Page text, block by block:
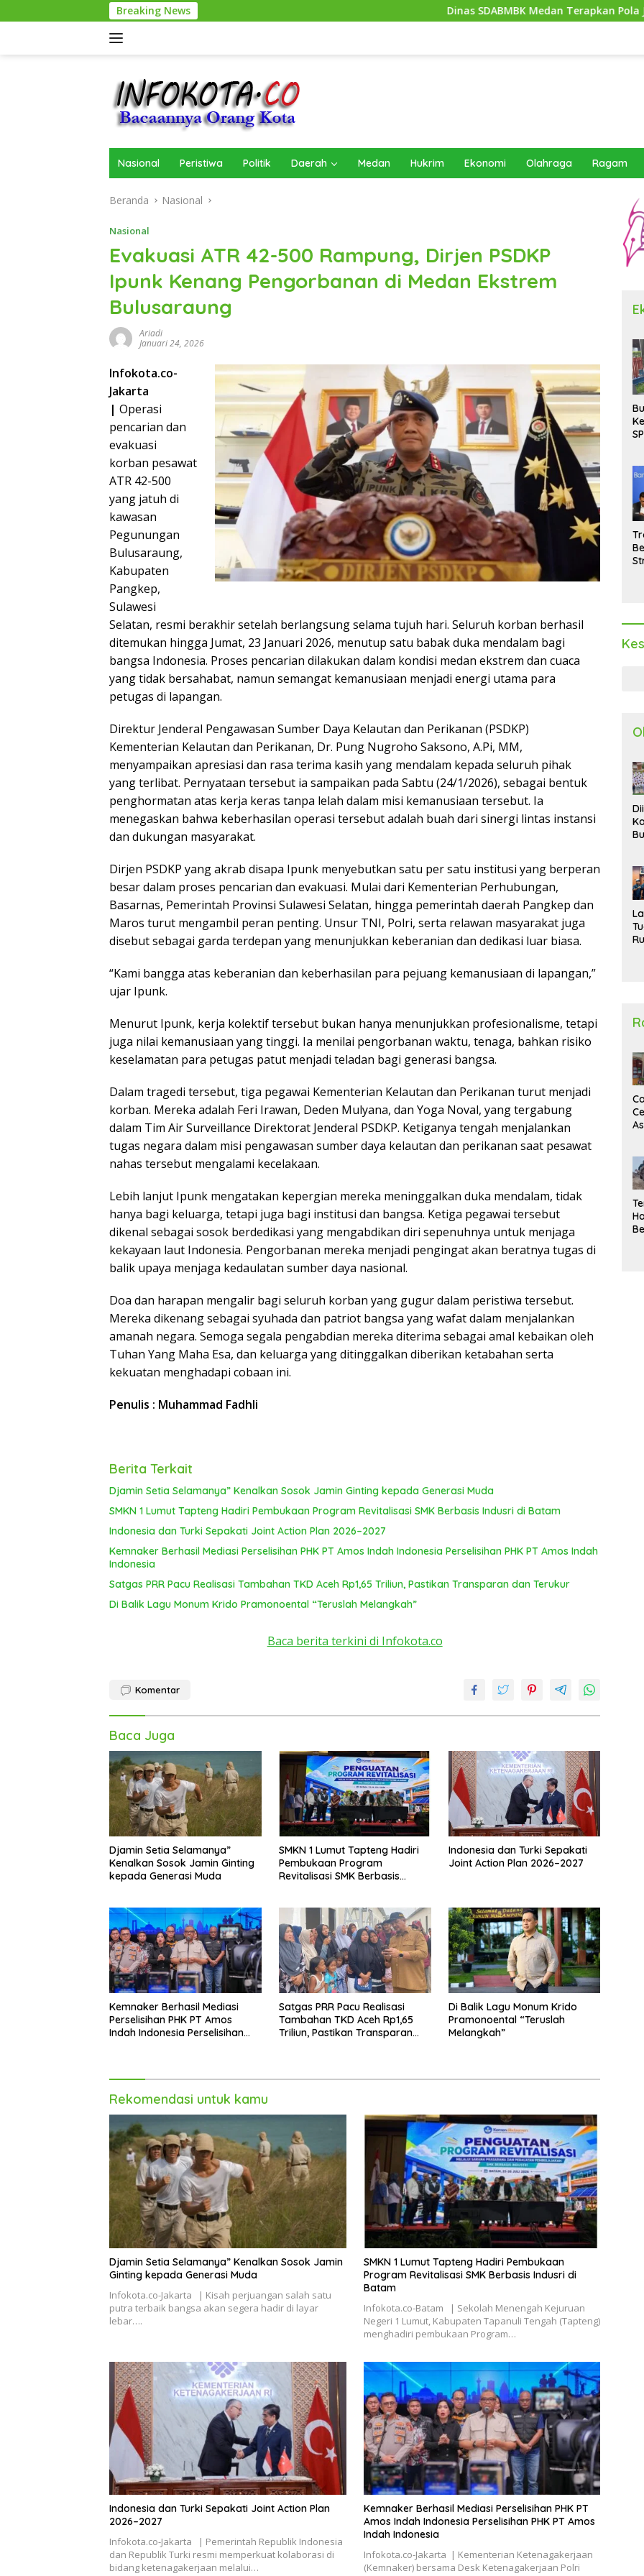
ke
Breaking News Dinas SDABMBK Medan Terapkan Pola Jemput Bola,
Nasional Peristiwa Politik Daerah Medan Hukrim Ekonomi Olahraga Ragam
Beranda Nasional
Nasional
Evakuasi ATR 42-500 Rampung, Dirjen PSDKP
Ipunk Kenang Pengorbanan di Medan Ekstrem
Bulusaraung
Ariadi
Januari 24, 2026
Infokota.co-
Jakarta
| Operasi
pencarian dan
evakuasi
korban pesawat
ATR 42-500
yang jatuh di
kawasan
Pegunungan
Bulusaraung,
Kabupaten
Pangkep,
Sulawesi
Selatan, resmi berakhir setelah berlangsung selama tujuh hari. Seluruh korban berhasil
ditemukan hingga Jumat, 23 Januari 2026, menutup satu babak duka mendalam bagi
bangsa Indonesia. Proses pencarian dilakukan dalam kondisi medan ekstrem dan cuaca
yang tidak bersahabat, namun semangat kemanusiaan menjadi energi utama para
petugas di lapangan.
Direktur Jenderal Pengawasan Sumber Daya Kelautan dan Perikanan (PSDKP)
Kementerian Kelautan dan Perikanan, Dr. Pung Nugroho Saksono, A.Pi, MM,
menyampaikan apresiasi dan rasa terima kasih yang mendalam kepada seluruh pihak
yang terlibat. Pernyataan tersebut ia sampaikan pada Sabtu (24/1/2026), sebagai bentuk
penghormatan atas kerja keras tanpa lelah dalam misi kemanusiaan tersebut. Ia
menegaskan bahwa keberhasilan operasi tersebut adalah buah dari sinergi lintas instansi
dan dukungan masyarakat.
Dirjen PSDKP yang akrab disapa Ipunk menyebutkan satu per satu institusi yang berperan
besar dalam proses pencarian dan evakuasi. Mulai dari Kementerian Perhubungan,
Basarnas, Pemerintah Provinsi Sulawesi Selatan, hingga pemerintah daerah Pangkep dan
Maros turut mengambil peran penting. Unsur TNI, Polri, serta relawan masyarakat juga
disebut sebagai garda terdepan yang menunjukkan keberanian dan dedikasi luar biasa.
“Kami bangga atas keberanian dan keberhasilan para pejuang kemanusiaan di lapangan,”
ujar Ipunk.
Menurut Ipunk, kerja kolektif tersebut bukan hanya menunjukkan profesionalisme, tetapi
juga nilai kemanusiaan yang tinggi. Ia menilai pengorbanan waktu, tenaga, bahkan risiko
keselamatan para petugas patut menjadi teladan bagi generasi bangsa.
Dalam tragedi tersebut, tiga pegawai Kementerian Kelautan dan Perikanan turut menjadi
korban. Mereka adalah Feri Irawan, Deden Mulyana, dan Yoga Noval, yang tergabung
dalam Tim Air Surveillance Direktorat Jenderal PSDKP. Ketiganya tengah menjalankan
tugas negara dalam misi pengawasan sumber daya kelautan dan perikanan saat pesawat
nahas tersebut mengalami kecelakaan.
Lebih lanjut Ipunk mengatakan kepergian mereka meninggalkan duka mendalam, tidak
hanya bagi keluarga, tetapi juga bagi institusi dan bangsa. Ketiga pegawai tersebut
dikenal sebagai sosok berdedikasi yang mengabdikan diri sepenuhnya untuk menjaga
kekayaan laut Indonesia. Pengorbanan mereka menjadi pengingat akan beratnya tugas di
balik upaya menjaga kedaulatan sumber daya nasional.
Doa dan harapan mengalir bagi seluruh korban yang gugur dalam peristiwa tersebut.
Mereka dikenang sebagai syuhada dan patriot bangsa yang wafat dalam menjalankan
amanah negara. Semoga segala pengabdian mereka diterima sebagai amal kebaikan oleh
Tuhan Yang Maha Esa, dan keluarga yang ditinggalkan diberikan ketabahan serta
kekuatan menghadapi cobaan ini.
Penulis : Muhammad Fadhli
Berita Terkait
Djamin Setia Selamanya” Kenalkan Sosok Jamin Ginting kepada Generasi Muda
SMKN 1 Lumut Tapteng Hadiri Pembukaan Program Revitalisasi SMK Berbasis Indusri di Batam
Indonesia dan Turki Sepakati Joint Action Plan 2026–2027
Kemnaker Berhasil Mediasi Perselisihan PHK PT Amos Indah Indonesia Perselisihan PHK PT Amos Indah
Indonesia
Satgas PRR Pacu Realisasi Tambahan TKD Aceh Rp1,65 Triliun, Pastikan Transparan dan Terukur
Di Balik Lagu Monum Krido Pramonoental “Teruslah Melangkah”
Baca berita terkini di Infokota.co
Komentar
Baca Juga
Djamin Setia Selamanya”
Kenalkan Sosok Jamin Ginting
kepada Generasi Muda
SMKN 1 Lumut Tapteng Hadiri
Pembukaan Program
Revitalisasi SMK Berbasis
Indonesia dan Turki Sepakati
Joint Action Plan 2026–2027
Kemnaker Berhasil Mediasi
Perselisihan PHK PT Amos
Indah Indonesia Perselisihan
Satgas PRR Pacu Realisasi
Tambahan TKD Aceh Rp1,65
Triliun, Pastikan Transparan
Di Balik Lagu Monum Krido
Pramonoental “Teruslah
Melangkah”
Rekomendasi untuk kamu
Djamin Setia Selamanya” Kenalkan Sosok Jamin
Ginting kepada Generasi Muda
Infokota.co-Jakarta | Kisah perjuangan salah satu
putra terbaik bangsa akan segera hadir di layar
lebar….
SMKN 1 Lumut Tapteng Hadiri Pembukaan
Program Revitalisasi SMK Berbasis Indusri di
Batam
Infokota.co-Batam | Sekolah Menengah Kejuruan
Negeri 1 Lumut, Kabupaten Tapanuli Tengah (Tapteng)
menghadiri pembukaan Program…
Indonesia dan Turki Sepakati Joint Action Plan
2026–2027
Infokota.co-Jakarta | Pemerintah Republik Indonesia
dan Republik Turki resmi memperkuat kolaborasi di
bidang ketenagakerjaan melalui…
Kemnaker Berhasil Mediasi Perselisihan PHK PT
Amos Indah Indonesia Perselisihan PHK PT Amos
Indah Indonesia
Infokota.co-Jakarta | Kementerian Ketenagakerjaan
(Kemnaker) bersama Desk Ketenagakerjaan Polri